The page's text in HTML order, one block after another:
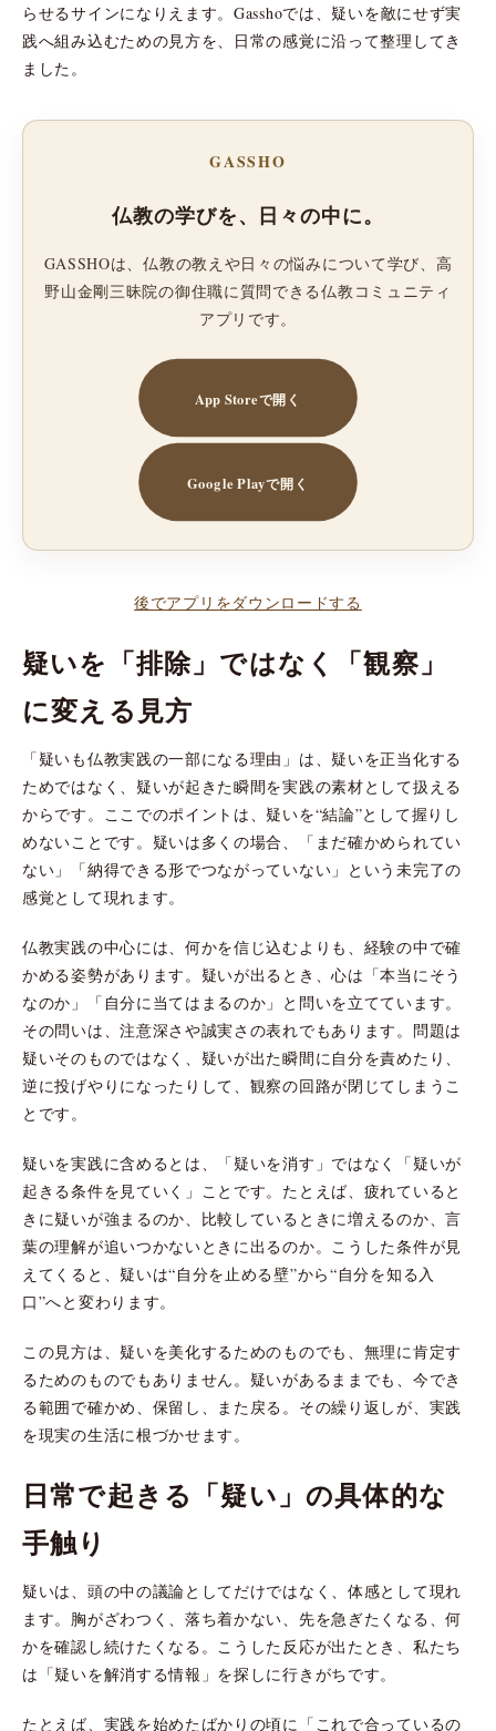
らせるサインになりえます。Gasshoでは、疑いを敵にせず実
践へ組み込むための見方を、日常の感覚に沿って整理してき
ました。
GASSHO
仏教の学びを、日々の中に。
GASSHOは、仏教の教えや日々の悩みについて学び、高
野山金剛三昧院の御住職に質問できる仏教コミュニティ
アプリです。
App Storeで開く
Google Playで開く
後でアプリをダウンロードする
疑いを「排除」ではなく「観察」
に変える見方
「疑いも仏教実践の一部になる理由」は、疑いを正当化する
ためではなく、疑いが起きた瞬間を実践の素材として扱える
からです。ここでのポイントは、疑いを“結論”として握りし
めないことです。疑いは多くの場合、「まだ確かめられてい
ない」「納得できる形でつながっていない」という未完了の
感覚として現れます。
仏教実践の中心には、何かを信じ込むよりも、経験の中で確
かめる姿勢があります。疑いが出るとき、心は「本当にそう
なのか」「自分に当てはまるのか」と問いを立てています。
その問いは、注意深さや誠実さの表れでもあります。問題は
疑いそのものではなく、疑いが出た瞬間に自分を責めたり、
逆に投げやりになったりして、観察の回路が閉じてしまうこ
とです。
疑いを実践に含めるとは、「疑いを消す」ではなく「疑いが
起きる条件を見ていく」ことです。たとえば、疲れていると
きに疑いが強まるのか、比較しているときに増えるのか、言
葉の理解が追いつかないときに出るのか。こうした条件が見
えてくると、疑いは“自分を止める壁”から“自分を知る入
口”へと変わります。
この見方は、疑いを美化するためのものでも、無理に肯定す
るためのものでもありません。疑いがあるままでも、今でき
る範囲で確かめ、保留し、また戻る。その繰り返しが、実践
を現実の生活に根づかせます。
日常で起きる「疑い」の具体的な
手触り
疑いは、頭の中の議論としてだけではなく、体感として現れ
ます。胸がざわつく、落ち着かない、先を急ぎたくなる、何
かを確認し続けたくなる。こうした反応が出たとき、私たち
は「疑いを解消する情報」を探しに行きがちです。
たとえば、実践を始めたばかりの頃に「これで合っているの